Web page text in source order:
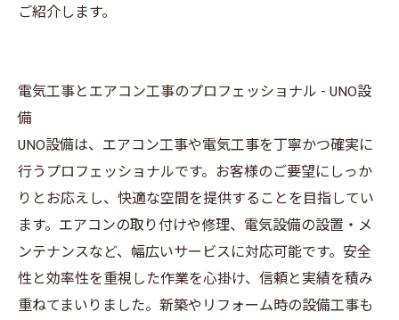
ご紹介します。
電気工事とエアコン工事のプロフェッショナル - UNO設
備
UNO設備は、エアコン工事や電気工事を丁寧かつ確実に
行うプロフェッショナルです。お客様のご要望にしっか
りとお応えし、快適な空間を提供することを目指してい
ます。エアコンの取り付けや修理、電気設備の設置・メ
ンテナンスなど、幅広いサービスに対応可能です。安全
性と効率性を重視した作業を心掛け、信頼と実績を積み
重ねてまいりました。新築やリフォーム時の設備工事も